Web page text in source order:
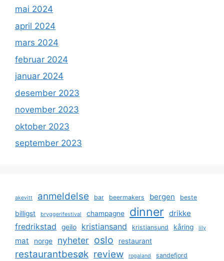
mai 2024
april 2024
mars 2024
februar 2024
januar 2024
desember 2023
november 2023
oktober 2023
september 2023
akevitt anmeldelse bar beermakers bergen beste
billigst bryggerifestival champagne dinner drikke
fredrikstad geilo kristiansand kristiansund kåring lily
mat norge nyheter oslo restaurant
restaurantbesøk review rogaland sandefjord